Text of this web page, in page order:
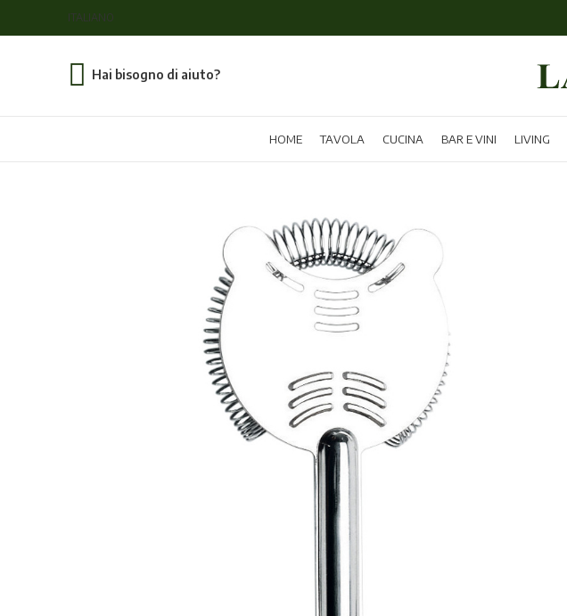
ITALIANO
Hai bisogno di aiuto?
HOME TAVOLA CUCINA BAR E VINI LIVING